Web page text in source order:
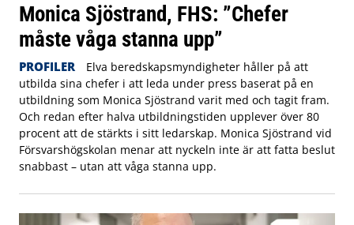
Monica Sjöstrand, FHS: ”Chefer
måste våga stanna upp”
PROFILER
Elva beredskapsmyndigheter håller på att
utbilda sina chefer i att leda under press baserat på en
utbildning som Monica Sjöstrand varit med och tagit fram.
Och redan efter halva utbildningstiden upplever över 80
procent att de stärkts i sitt ledarskap. Monica Sjöstrand vid
Försvarshögskolan menar att nyckeln inte är att fatta beslut
snabbast – utan att våga stanna upp.